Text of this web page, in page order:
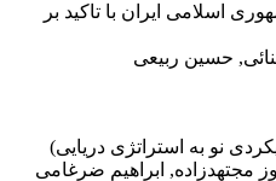
اسلامی ایران با تاکید بر
حسین ربیعی
نو به استراتژی دریایی)
مجتهدزاده, ابراهیم ضرغامی